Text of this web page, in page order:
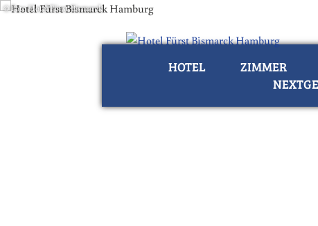
© Foto Hotel Fürst Bismarck
HOTEL ZIMMER